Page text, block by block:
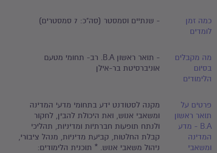
כמה זמן
לומדים
- שנתיים וסמסטר (סה"כ: 7 סמסטרים)
מה מקבלים
בסיום
הלימודים
- תואר ראשון B.A. רב- תחומי מטעם
אוניברסיטת בר-אילן
פרטים על
תואר ראשון
B.A - מדע
המדינה
ומשאבי
מקנה לסטודנט ידע בתחומי מדעי המדינה
ומשאבי אנוש, ואת היכולת להבין, לחקור
ולנתח תופעות חברתיות ומדיניות, תהליכי
קבלת החלטות, קביעת מדיניות, מנהל ציבורי,
ניהול משאבי אנוש. * תוכנית הלימודים: